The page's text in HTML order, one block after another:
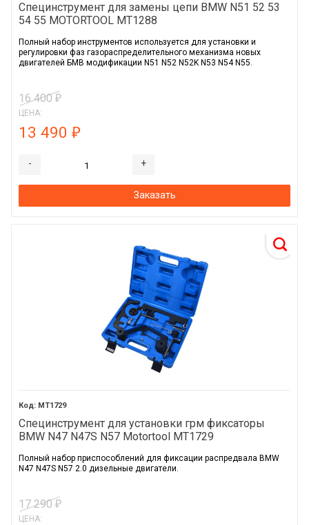
Специнструмент для замены цепи BMW N51 52 53
54 55 MOTORTOOL MT1288
Полный набор инструментов используется для установки и
регулировки фаз газораспределительного механизма новых
двигателей БМВ модификации N51 N52 N52K N53 N54 N55.
16 400 ₽
ЦЕНА:
13 490 ₽
- +
Заказать
MT1729
Специнструмент для установки грм фиксаторы
BMW N47 N47S N57 Motortool MT1729
Полный набор приспособлений для фиксации распредвала BMW
N47 N47S N57 2.0 дизельные двигатели.
17 290 ₽
ЦЕНА: